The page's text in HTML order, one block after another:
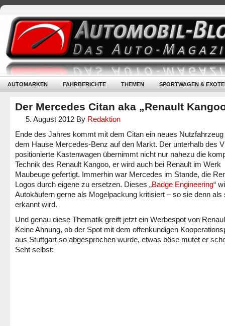
AUTOMARKEN FAHRBERICHTE THEMEN SPORTWAGEN &
Der Mercedes Citan aka „Renault
5. August 2012 By Redaktion
Ende des Jahres kommt mit dem Citan ein neues
dem Hause Mercedes-Benz auf den Markt. Der unterhalb des
positionierte Kastenwagen übernimmt nicht nur nahezu die
Technik des Renault Kangoo, er wird auch bei Renault im Werk
Maubeuge gefertigt. Immerhin war Mercedes im Stande, die
Logos durch eigene zu ersetzen. Dieses „Badge Engineering“
Autokäufern gerne als Mogelpackung kritisiert – so sie denn als
erkannt wird.
Und genau diese Thematik greift jetzt ein Werbespot von
Keine Ahnung, ob der Spot mit dem offenkundigen
aus Stuttgart so abgesprochen wurde, etwas böse mutet er
Seht selbst: